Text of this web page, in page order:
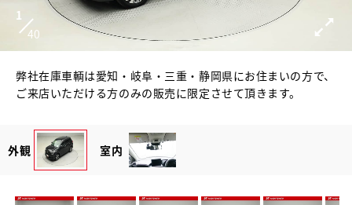
1
40
弊社在庫車輌は愛知・岐阜・三重・静岡県にお住まいの方で、
ご来店いただける方のみの販売に限定させて頂きます。
外観 室内